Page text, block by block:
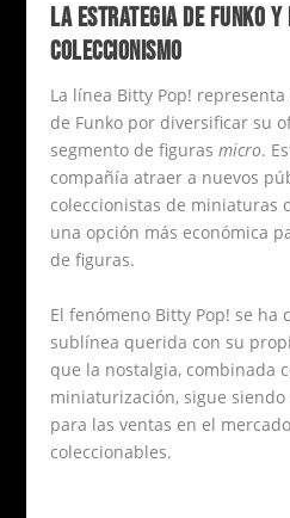
LA ESTRATEGIA DE FUNKO
COLECCIONISMO
La línea Bitty Pop!
de Funko por diversificar su
segmento de figurasmicro.
compañía atraer a nuevos
coleccionistas de miniaturas
una opción más económica
de figuras.
El fenómeno Bitty Pop! se ha
sublínea querida con su
que la nostalgia, combinada
miniaturización, sigue
para las ventas en el
coleccionables.